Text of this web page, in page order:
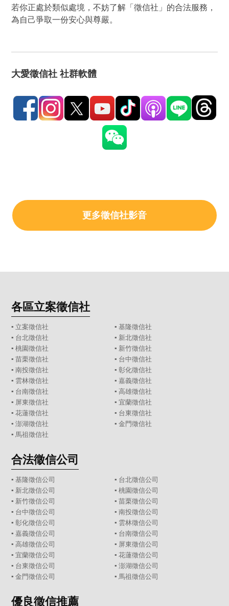
若你正處於類似處境，不妨了解「徵信社」的合法服務，
為自己爭取一份安心與尊嚴。
大愛徵信社 社群軟體
更多徵信社影音
各區立案徵信社
▪ 立案徵信社 ▪ 基隆徵信社
▪ 台北徵信社 ▪ 新北徵信社
▪桃園徵信社 ▪ 新竹徵信社
▪苗栗徵信社 ▪ 台中徵信社
▪南投徵信社 ▪ 彰化徵信社
▪ 雲林徵信社 ▪ 嘉義徵信社
▪ 台南徵信社 ▪ 高雄徵信社
▪ 屏東徵信社 ▪ 宜蘭徵信社
▪花蓮徵信社 ▪ 台東徵信社
▪澎湖徵信社 ▪ 金門徵信社
▪馬祖徵信社
合法徵信公司
▪基隆徵信公司 ▪ 台北徵信公司
▪ 新北徵信公司 ▪ 桃園徵信公司
▪ 新竹徵信公司 ▪ 苗栗徵信公司
▪ 台中徵信公司 ▪ 南投徵信公司
▪彰化徵信公司 ▪ 雲林徵信公司
▪嘉義徵信公司 ▪ 台南徵信公司
▪高雄徵信公司 ▪ 屏東徵信公司
▪宜蘭徵信公司 ▪ 花蓮徵信公司
▪ 台東徵信公司 ▪ 澎湖徵信公司
▪金門徵信公司 ▪ 馬祖徵信公司
優良徵信推薦